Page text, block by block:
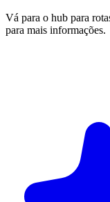
Vá para o hub para
para mais informações.